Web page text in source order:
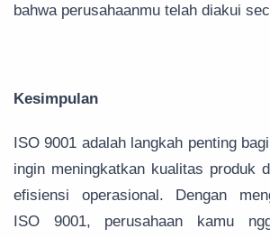
bahwa perusahaanmu telah diakui
Kesimpulan
ISO 9001 adalah langkah penting
ingin meningkatkan kualitas produk
efisiensi operasional. Dengan
ISO 9001, perusahaan kamu